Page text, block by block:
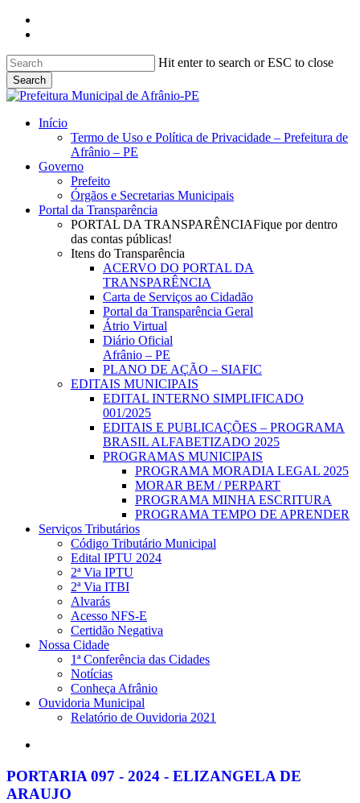
Skip
content
Hit enter to search or ESC to close
Search
Close
search
Menu
Início
Termo de Uso e Política de Privacidade – Prefeitura de
Afrânio – PE
Governo
Prefeito
Órgãos e Secretarias Municipais
Portal da Transparência
PORTAL DA TRANSPARÊNCIAFique por dentro
das contas públicas!
Itens do Transparência
ACERVO DO PORTAL DA
TRANSPARÊNCIA
Carta de Serviços ao Cidadão
Portal da Transparência Geral
Átrio Virtual
Diário Oficial
Afrânio – PE
PLANO DE AÇÃO – SIAFIC
EDITAIS MUNICIPAIS
EDITAL INTERNO SIMPLIFICADO
001/2025
EDITAIS E PUBLICAÇÕES – PROGRAMA
BRASIL ALFABETIZADO 2025
PROGRAMAS MUNICIPAIS
PROGRAMA MORADIA LEGAL 2025
MORAR BEM / PERPART
PROGRAMA MINHA ESCRITURA
PROGRAMA TEMPO DE APRENDER
Serviços Tributários
Código Tributário Municipal
Edital IPTU 2024
2ª Via IPTU
2ª Via ITBI
Alvarás
Acesso NFS-E
Certidão Negativa
Nossa Cidade
1ª Conferência das Cidades
Notícias
Conheça Afrânio
Ouvidoria Municipal
Relatório de Ouvidoria 2021
PORTARIA 097 - 2024 - ELIZANGELA DE
ARAUJO